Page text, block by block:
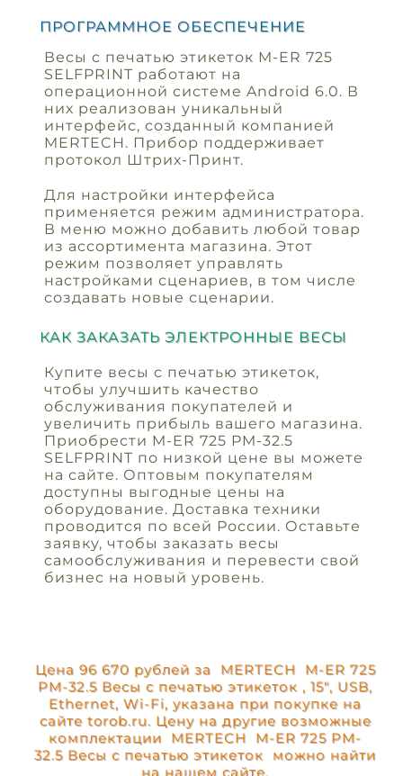
ПРОГРАММНОЕ ОБЕСПЕЧЕНИЕ
Весы с печатью этикеток M-ER 725
SELFPRINT работают на
операционной системе Android 6.0. В
них реализован уникальный
интерфейс, созданный компанией
MERTECH. Прибор поддерживает
протокол Штрих-Принт.
Для настройки интерфейса
применяется режим администратора.
В меню можно добавить любой товар
из ассортимента магазина. Этот
режим позволяет управлять
настройками сценариев, в том числе
создавать новые сценарии.
КАК ЗАКАЗАТЬ ЭЛЕКТРОННЫЕ ВЕСЫ
Купите весы с печатью этикеток,
чтобы улучшить качество
обслуживания покупателей и
увеличить прибыль вашего магазина.
Приобрести M-ER 725 PM-32.5
SELFPRINT по низкой цене вы можете
на сайте. Оптовым покупателям
доступны выгодные цены на
оборудование. Доставка техники
проводится по всей России. Оставьте
заявку, чтобы заказать весы
самообслуживания и перевести свой
бизнес на новый уровень.
Цена 96 670 рублей за MERTECH M-ER 725
PM-32.5 Весы с печатью этикеток , 15", USB,
Ethernet, Wi-Fi, указана при покупке на
сайте torob.ru. Цену на другие возможные
комплектации MERTECH M-ER 725 PM-
32.5 Весы с печатью этикеток можно найти
на нашем сайте.